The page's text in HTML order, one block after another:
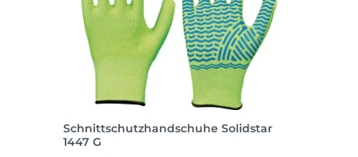
Schnittschutzhandschuhe Solidstar
1447 G